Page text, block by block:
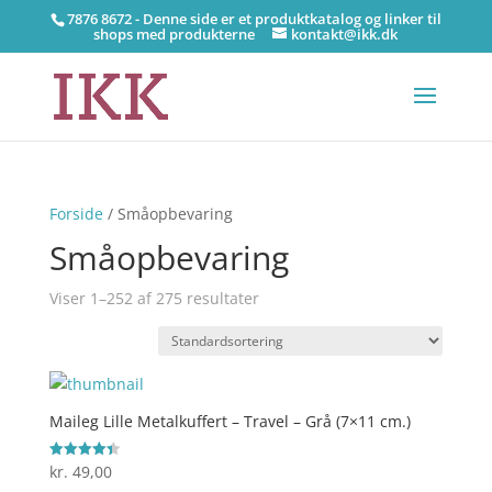
7876 8672 - Denne side er et produktkatalog og linker til
shops med produkterne kontakt@ikk.dk
Forside/ Småopbevaring
Småopbevaring
Viser 1–252 af 275 resultater
Maileg Lille Metalkuffert – Travel – Grå (7×11 cm.)
Vurderet
4.4
kr. 49,00